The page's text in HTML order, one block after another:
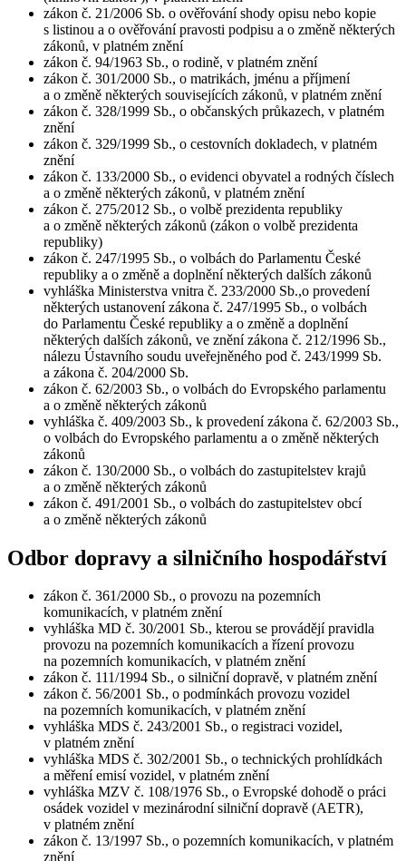
zákon č. 21/2006 Sb. o ověřování shody opisu nebo kopie
s listinou a o ověřování pravosti podpisu a o změně některých
zákonů, v platném znění
zákon č. 94/1963 Sb., o rodině, v platném znění
zákon č. 301/2000 Sb., o matrikách, jménu a příjmení
a o změně některých souvisejících zákonů, v platném znění
zákon č. 328/1999 Sb., o občanských průkazech, v platném
znění
zákon č. 329/1999 Sb., o cestovních dokladech, v platném
znění
zákon č. 133/2000 Sb., o evidenci obyvatel a rodných číslech
a o změně některých zákonů, v platném znění
zákon č. 275/2012 Sb., o volbě prezidenta republiky
a o změně některých zákonů (zákon o volbě prezidenta
republiky)
zákon č. 247/1995 Sb., o volbách do Parlamentu České
republiky a o změně a doplnění některých dalších zákonů
vyhláška Ministerstva vnitra č. 233/2000 Sb.,o provedení
některých ustanovení zákona č. 247/1995 Sb., o volbách
do Parlamentu České republiky a o změně a doplnění
některých dalších zákonů, ve znění zákona č. 212/1996 Sb.,
nálezu Ústavního soudu uveřejněného pod č. 243/1999 Sb.
a zákona č. 204/2000 Sb.
zákon č. 62/2003 Sb., o volbách do Evropského parlamentu
a o změně některých zákonů
vyhláška č. 409/2003 Sb., k provedení zákona č. 62/2003 Sb.,
o volbách do Evropského parlamentu a o změně některých
zákonů
zákon č. 130/2000 Sb., o volbách do zastupitelstev krajů
a o změně některých zákonů
zákon č. 491/2001 Sb., o volbách do zastupitelstev obcí
a o změně některých zákonů
Odbor dopravy a silničního hospodářství
zákon č. 361/2000 Sb., o provozu na pozemních
komunikacích, v platném znění
vyhláška MD č. 30/2001 Sb., kterou se provádějí pravidla
provozu na pozemních komunikacích a řízení provozu
na pozemních komunikacích, v platném znění
zákon č. 111/1994 Sb., o silniční dopravě, v platném znění
zákon č. 56/2001 Sb., o podmínkách provozu vozidel
na pozemních komunikacích, v platném znění
vyhláška MDS č. 243/2001 Sb., o registraci vozidel,
v platném znění
vyhláška MDS č. 302/2001 Sb., o technických prohlídkách
a měření emisí vozidel, v platném znění
vyhláška MZV č. 108/1976 Sb., o Evropské dohodě o práci
osádek vozidel v mezinárodní silniční dopravě (AETR),
v platném znění
zákon č. 13/1997 Sb., o pozemních komunikacích, v platném
znění